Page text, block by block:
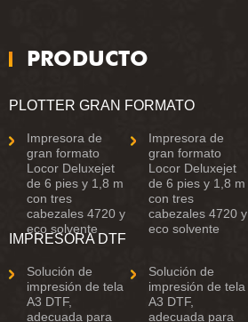
PRODUCTO
PLOTTER GRAN FORMATO
Impresora de
gran formato
Locor Deluxejet
de 6 pies y 1,8 m
con tres
cabezales 4720 y
eco solvente
Impresora de
gran formato
Locor Deluxejet
de 6 pies y 1,8 m
con tres
cabezales 4720 y
eco solvente
IMPRESORA DTF
Solución de
impresión de tela
A3 DTF,
adecuada para
Solución de
impresión de tela
A3 DTF,
adecuada para